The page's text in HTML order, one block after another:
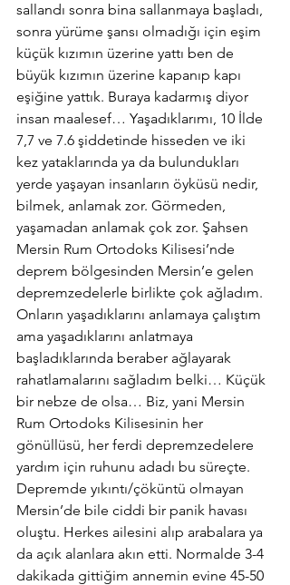
sallandı sonra bina sallanmaya başladı,
sonra yürüme şansı olmadığı için eşim
küçük kızımın üzerine yattı ben de
büyük kızımın üzerine kapanıp kapı
eşiğine yattık. Buraya kadarmış diyor
insan maalesef… Yaşadıklarımı, 10 İlde
7,7 ve 7.6 şiddetinde hisseden ve iki
kez yataklarında ya da bulundukları
yerde yaşayan insanların öyküsü nedir,
bilmek, anlamak zor. Görmeden,
yaşamadan anlamak çok zor. Şahsen
Mersin Rum Ortodoks Kilisesi’nde
deprem bölgesinden Mersin’e gelen
depremzedelerle birlikte çok ağladım.
Onların yaşadıklarını anlamaya çalıştım
ama yaşadıklarını anlatmaya
başladıklarında beraber ağlayarak
rahatlamalarını sağladım belki… Küçük
bir nebze de olsa… Biz, yani Mersin
Rum Ortodoks Kilisesinin her
gönüllüsü, her ferdi depremzedelere
yardım için ruhunu adadı bu süreçte.
Depremde yıkıntı/çöküntü olmayan
Mersin’de bile ciddi bir panik havası
oluştu. Herkes ailesini alıp arabalara ya
da açık alanlara akın etti. Normalde 3-4
dakikada gittiğim annemin evine 45-50